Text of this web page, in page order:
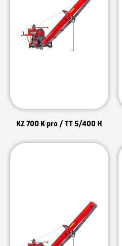
KZ 700 K pro / TT 5/400 H